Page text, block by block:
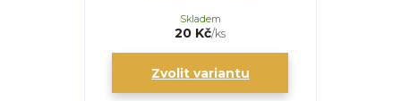
20 Kč/ks
Skladem
Zvolit variantu